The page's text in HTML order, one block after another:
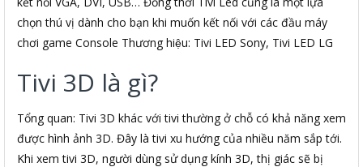
chọn thú vị dành cho bạn khi muốn kết nối với các đầu máy
chơi game Console Thương hiệu: Tivi LED Sony, Tivi LED LG
Tivi 3D là gì?
Tổng quan: Tivi 3D khác với tivi thường ở chỗ có khả năng xem
được hình ảnh 3D. Đây là tivi xu hướng của nhiều năm sắp tới.
Khi xem tivi 3D, người dùng sử dụng kính 3D, thị giác sẽ bị